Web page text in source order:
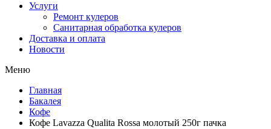
Услуги
Ремонт кулеров
Санитарная обработка кулеров
Доставка и оплата
Новости
Меню
Главная
Бакалея
Кофе
Кофе Lavazza Qualita Rossa молотый 250г пачка